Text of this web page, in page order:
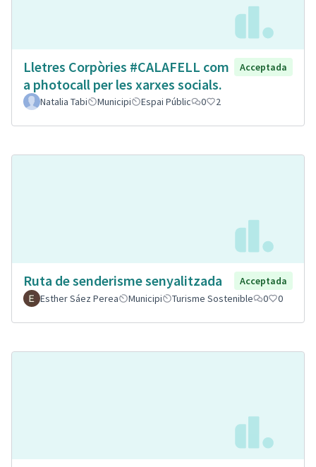
Lletres Corpòries #CALAFELL com
a photocall per les xarxes socials.
Acceptada
Natalia Tabi Municipi Espai Públic 0 2
Ruta de senderisme senyalitzada
Acceptada
Esther Sáez Perea
Municipi Turisme Sostenible 0 0